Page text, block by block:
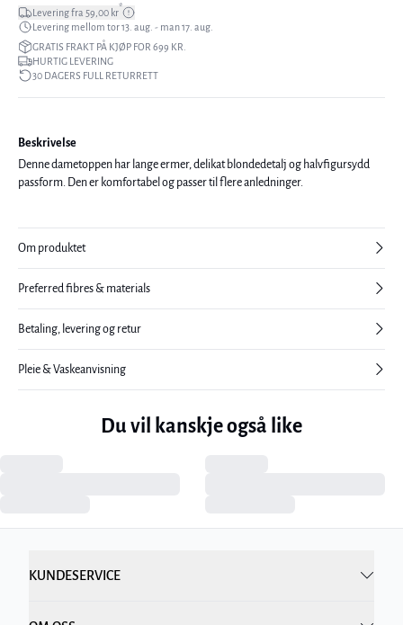
Levering fra 59,00 kr*
Levering mellom tor 13. aug. - man 17. aug.
GRATIS FRAKT PÅ KJØP FOR 699 KR.
HURTIG LEVERING
30 DAGERS FULL RETURRETT
Beskrivelse
Denne dametoppen har lange ermer, delikat blondedetalj og halvfigursydd
passform. Den er komfortabel og passer til flere anledninger.
Om produktet
Preferred fibres & materials
Betaling, levering og retur
Pleie & Vaskeanvisning
Du vil kanskje også like
KUNDESERVICE